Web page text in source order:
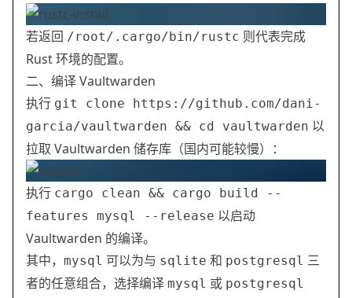
若返回 /root/.cargo/bin/rustc 则代表完成
Rust 环境的配置。
二、编译 Vaultwarden
执行 git clone https://github.com/dani-
garcia/vaultwarden && cd vaultwarden 以
拉取 Vaultwarden 储存库（国内可能较慢）：
执行 cargo clean && cargo build --
features mysql --release 以启动
Vaultwarden 的编译。
其中， mysql 可以为与 sqlite 和 postgresql 三
者的任意组合，选择编译 mysql 或 postgresql